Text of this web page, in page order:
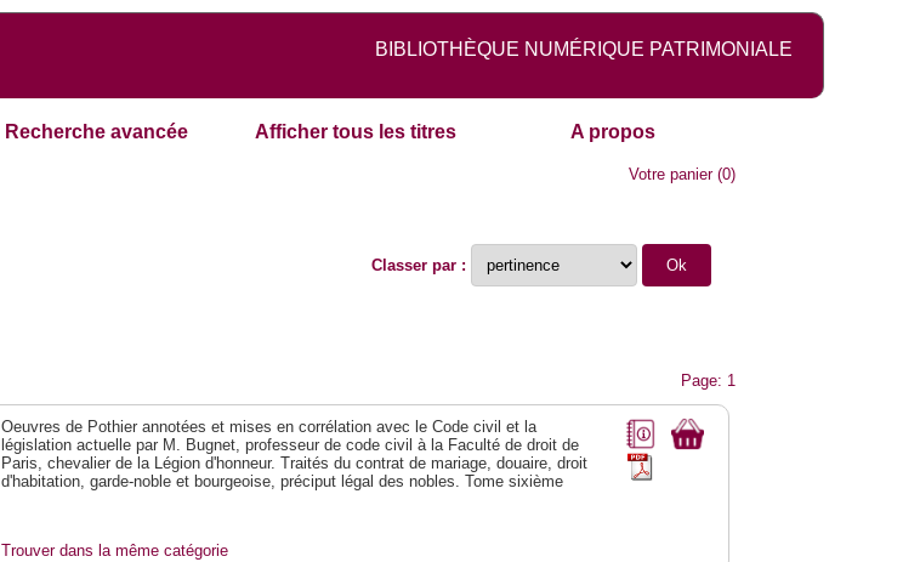
BIBLIOTHÈQUE NUMÉRIQUE PATRIMONIALE
Recherche avancée Afficher tous les titres A propos
Votre panier(0)
Classer par :
Page: 1
Oeuvres de Pothier annotées et mises en corrélation avec le Code civil et la
législation actuelle par M. Bugnet, professeur de code civil à la Faculté de droit de
Paris, chevalier de la Légion d'honneur. Traités du contrat de mariage, douaire, droit
d'habitation, garde-noble et bourgeoise, préciput légal des nobles. Tome sixième
Trouver dans la même catégorie